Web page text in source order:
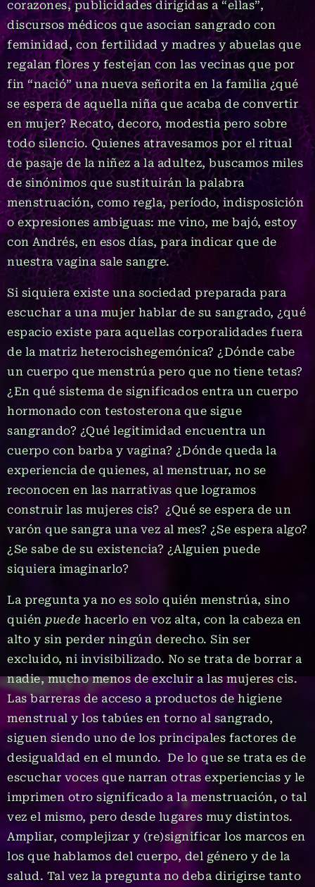
corazones, publicidades dirigidas a “ellas”,
discursos médicos que asocian sangrado con
feminidad, con fertilidad y madres y abuelas que
regalan flores y festejan con las vecinas que por
fin “nació” una nueva señorita en la familia ¿qué
se espera de aquella niña que acaba de convertir
en mujer? Recato, decoro, modestia pero sobre
todo silencio. Quienes atravesamos por el ritual
de pasaje de la niñez a la adultez, buscamos miles
de sinónimos que sustituirán la palabra
menstruación, como regla, período, indisposición
o expresiones ambiguas: me vino, me bajó, estoy
con Andrés, en esos días, para indicar que de
nuestra vagina sale sangre.
Si siquiera existe una sociedad preparada para
escuchar a una mujer hablar de su sangrado, ¿qué
espacio existe para aquellas corporalidades fuera
de la matriz heterocishegemónica? ¿Dónde cabe
un cuerpo que menstrúa pero que no tiene tetas?
¿En qué sistema de significados entra un cuerpo
hormonado con testosterona que sigue
sangrando? ¿Qué legitimidad encuentra un
cuerpo con barba y vagina? ¿Dónde queda la
experiencia de quienes, al menstruar, no se
reconocen en las narrativas que logramos
construir las mujeres cis? ¿Qué se espera de un
varón que sangra una vez al mes? ¿Se espera algo?
¿Se sabe de su existencia? ¿Alguien puede
siquiera imaginarlo?
La pregunta ya no es solo quién menstrúa, sino
quién puede hacerlo en voz alta, con la cabeza en
alto y sin perder ningún derecho. Sin ser
excluido, ni invisibilizado. No se trata de borrar a
nadie, mucho menos de excluir a las mujeres cis.
Las barreras de acceso a productos de higiene
menstrual y los tabúes en torno al sangrado,
siguen siendo uno de los principales factores de
desigualdad en el mundo. De lo que se trata es de
escuchar voces que narran otras experiencias y le
imprimen otro significado a la menstruación, o tal
vez el mismo, pero desde lugares muy distintos.
Ampliar, complejizar y (re)significar los marcos en
los que hablamos del cuerpo, del género y de la
salud. Tal vez la pregunta no deba dirigirse tanto